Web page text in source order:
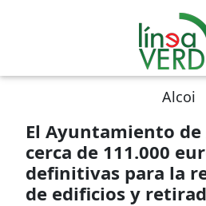
Alcoi
El Ayuntamiento
cerca de 111.000
definitivas para la
de edificios y